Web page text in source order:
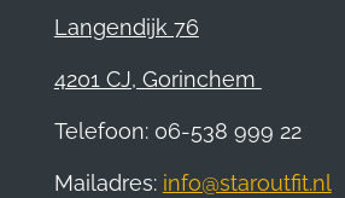
Langendijk 76
4201 CJ, Gorinchem
Telefoon: 06-538 999 22
Mailadres: info@staroutfit.nl